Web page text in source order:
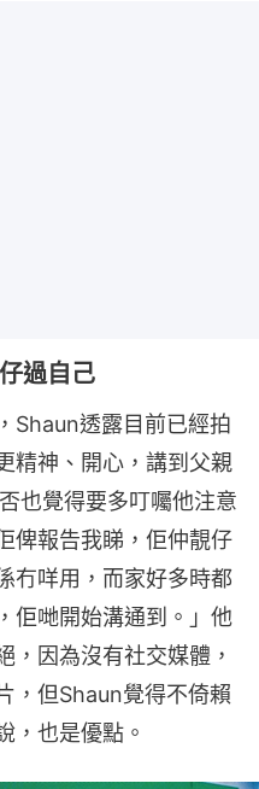
過自己
Shaun透露目前已經拍
精神、開心，講到父親
也覺得要多叮囑他注意
俾報告我睇，佢仲靚仔
冇咩用，而家好多時都
佢哋開始溝通到。」他
，因為沒有社交媒體，
，但Shaun覺得不倚賴
，也是優點。